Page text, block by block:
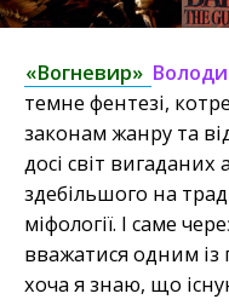
«Вогневир»
темне фентезі,
законам жанру та
досі світ
здебільшого на
міфології. І саме
вважатися одним із
хоча я знаю, що